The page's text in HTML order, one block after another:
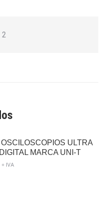
2
ULTRA
MARCA UNI-T
+ IVA